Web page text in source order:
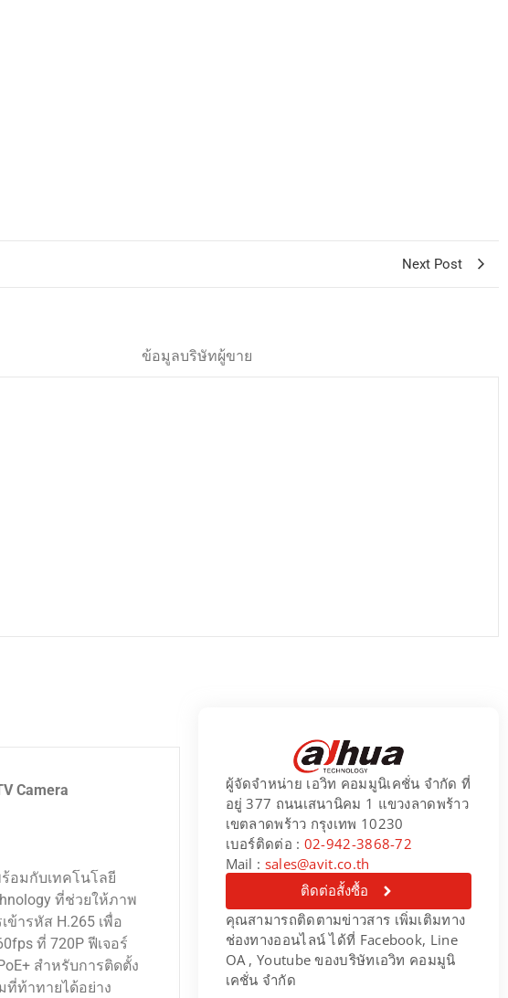
Next Post
ข้อมูลบริษัทผู้ขาย
Camera
ร้อมกับเทคโนโลยี
ที่ช่วยให้ภาพ
ารหัส H.265 เพื่อ
ที่ 720P ฟีเจอร์
สำหรับการติดตั้ง
ที่ท้าทายได้อย่าง
ผู้จัดจำหน่าย เอวิท คอมมูนิเคชั่น จำกัด ที่
อยู่ 377 ถนนเสนานิคม 1 แขวงลาดพร้าว
เขตลาดพร้าว กรุงเทพ 10230
เบอร์ติดต่อ : 02-942-3868-72
Mail : sales@avit.co.th
ติดต่อสั้งซื้อ
คุณสามารถติดตามข่าวสาร เพิ่มเติมทาง
ช่องทางออนไลน์ ได้ที่ Facebook, Line
OA , Youtube ของบริษัทเอวิท คอมมูนิ
เคชั่น จำกัด